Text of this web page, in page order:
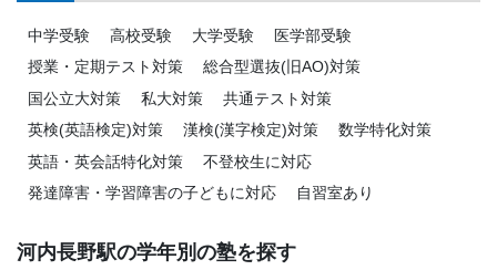
中学受験 高校受験 大学受験
医学部受験
授業・定期テスト対策
総合型選抜(旧AO)対策
国公立大対策
私大対策
共通テスト対策
英検(英語検定)対策
漢検(漢字検定)対策
数学特化対策
英語・英会話特化対策
不登校生に対応
発達障害・学習障害の子どもに対応
自習室あり
河内長野駅の学年別の塾を探す